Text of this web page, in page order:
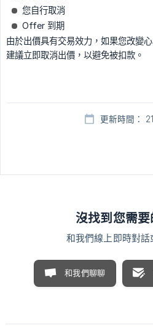
您自行取消
Offer 到期
由於出價具有交易效力，如果您改變
建議立即取消出價，以避免被扣款。
更新時間：
沒找到您需要
和我們線上即時對話
和我們聊聊